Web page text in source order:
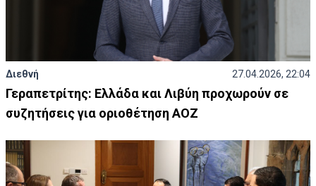
Διεθνή 27.04.2026, 22:04
Γεραπετρίτης: Ελλάδα και Λιβύη προχωρούν σε
συζητήσεις για οριοθέτηση ΑΟΖ